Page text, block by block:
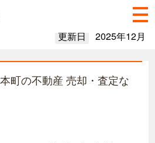
更新日 2025年12月
町の不動産 売却・査定な